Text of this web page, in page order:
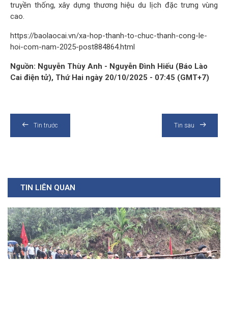
truyền thống, xây dựng thương hiệu du lịch đặc trưng vùng
cao.
https://baolaocai.vn/xa-hop-thanh-to-chuc-thanh-cong-le-
hoi-com-nam-2025-post884864.html
Nguồn: Nguyễn Thùy Anh - Nguyễn Đình Hiếu (Báo Lào
Cai điện tử), Thứ Hai ngày 20/10/2025 - 07:45 (GMT+7)
Tin trước Tin sau
TIN LIÊN QUAN